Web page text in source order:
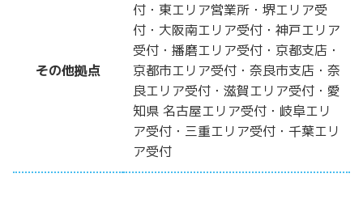
その他拠点
付・東エリア営業所・堺エリア受
付・大阪南エリア受付・神戸エリア
受付・播磨エリア受付・京都支店・
京都市エリア受付・奈良市支店・奈
良エリア受付・滋賀エリア受付・愛
知県 名古屋エリア受付・岐阜エリ
ア受付・三重エリア受付・千葉エリ
ア受付